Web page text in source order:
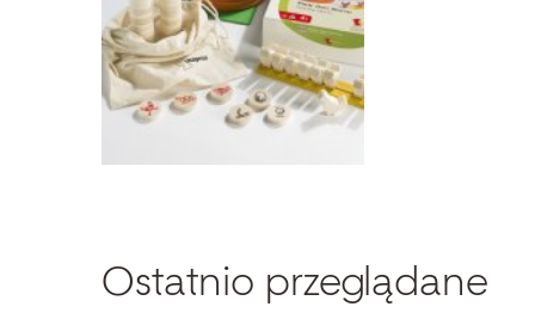
Ostatnio przeglądane